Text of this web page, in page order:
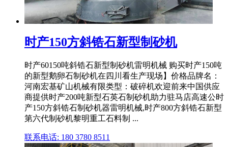
时产150方斜锆石新型制砂机
时产60150吨斜锆石新型制砂机雷明机械 购买时产150吨
的新型鹅卵石制砂机在四川看生产现场】价格品牌名：
河南宏基矿山机械有限类型：破碎机欢迎前来中国供应
商提供时产200吨新型石英石制砂机助力驻马店高速公时
产150方斜锆石制砂机器雷明机械,时产800方斜锆石新型
第六代制砂机黎明重工石料制 ...
联系电话: 180 3780 8511